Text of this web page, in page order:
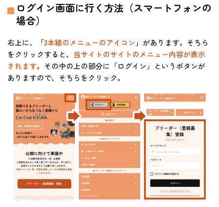
ログイン画面に行く方法（スマートフォンの
場合）
右上に、「3本線のメニューのアイコン 」があります。そちら
をクリックすると、 当サイトのサイトのメニュー内容が表示
されます。その中の上の部分に「ログイン」というボタンが
ありますので、そちらをクリック。